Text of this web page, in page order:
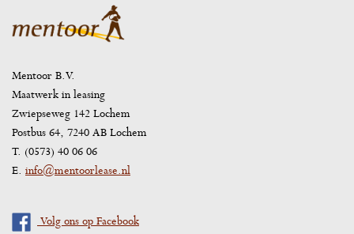
Mentoor B.V.
Maatwerk in leasing
Zwiepseweg 142 Lochem
Postbus 64, 7240 AB Lochem
T. (0573) 40 06 06
E. info@mentoorlease.nl
Volg ons op Facebook